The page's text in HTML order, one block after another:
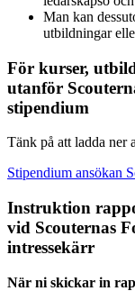
Man kan
utbildningar
För kurser,
utanför
stipendium
Tänk på att ladda ner
Stipendium ansökan
Instruktion
vid Scouternas
intressekärr
När ni skickar in